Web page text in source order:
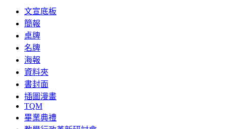
文宣底板
簡報
桌牌
名牌
海報
資料夾
書封面
插圖漫畫
TQM
畢業典禮